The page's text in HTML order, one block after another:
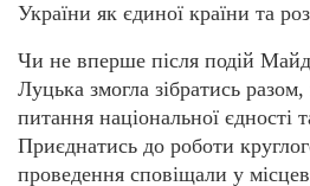
України як єдиної країни та
Чи не вперше після подій
Луцька змогла зібратись
питання національної єдності
Приєднатись до роботи
проведення сповіщали у